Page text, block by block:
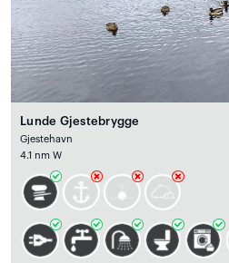
Lunde Gjestebrygge
Gjestehavn
4.1 nm W